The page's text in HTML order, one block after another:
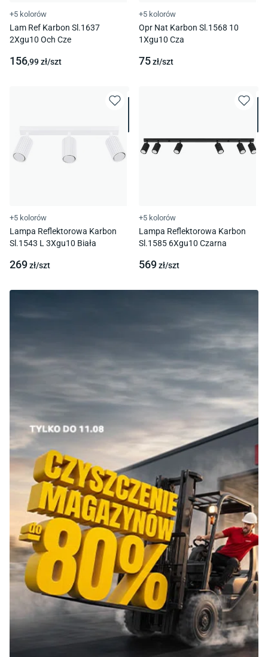
+5 kolorów
Lam Ref Karbon Sl.1637
2Xgu10 Och Cze
156,99zł/szt
+5 kolorów
Opr Nat Karbon Sl.1568 10
1Xgu10 Cza
75zł/szt
+5 kolorów
Lampa Reflektorowa Karbon
Sl.1543 L 3Xgu10 Biała
269zł/szt
+5 kolorów
Lampa Reflektorowa Karbon
Sl.1585 6Xgu10 Czarna
569zł/szt